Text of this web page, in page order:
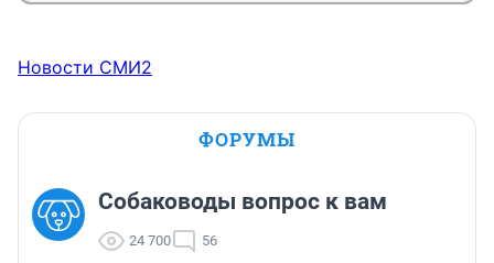
Новости СМИ2
ФОРУМЫ
Собаководы вопрос к вам
24 700 56